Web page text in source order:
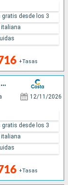
+Tasas
gratis desde los 3
ESPAÑA, FRANCIA, ITALIA, GIBRALTAR, PORTUGAL
12/11/2026
+Tasas
gratis desde los 3